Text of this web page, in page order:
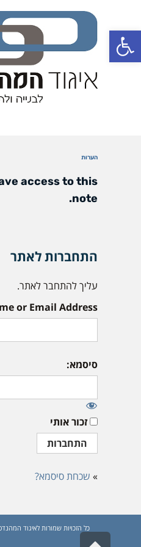
פתח סרגל נגישות
הערות
access to this
note.
התחברות לאתר
עליך להתחבר לאתר.
or Email Address:
סיסמא:
זכור אותי
» שכחת סיסמא?